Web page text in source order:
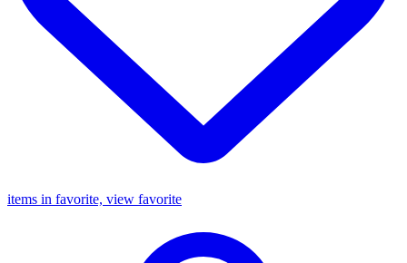
items in favorite, view favorite